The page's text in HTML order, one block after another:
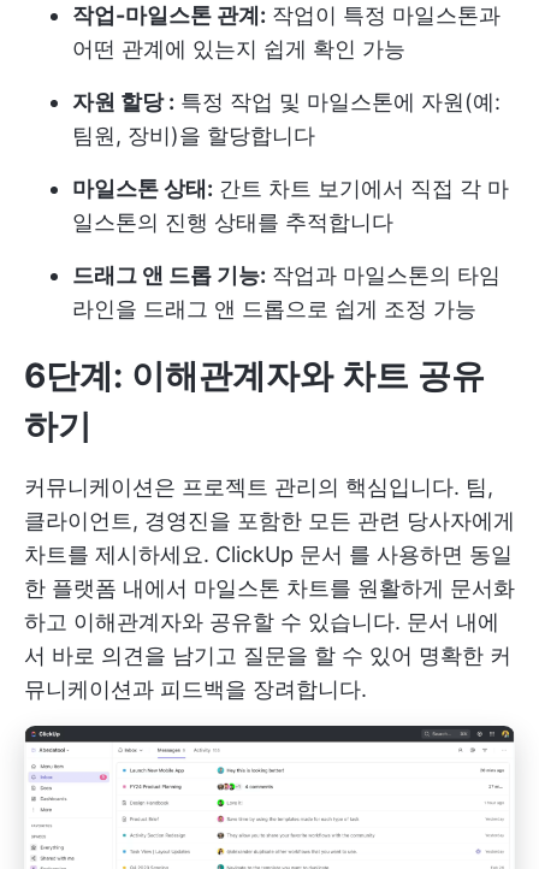
작업-마일스톤 관계: 작업이 특정 마일스톤과
어떤 관계에 있는지 쉽게 확인 가능
자원 할당 : 특정 작업 및 마일스톤에 자원(예:
팀원, 장비)을 할당합니다
마일스톤 상태: 간트 차트 보기에서 직접 각 마
일스톤의 진행 상태를 추적합니다
드래그 앤 드롭 기능: 작업과 마일스톤의 타임
라인을 드래그 앤 드롭으로 쉽게 조정 가능
6단계: 이해관계자와 차트 공유
하기
커뮤니케이션은 프로젝트 관리의 핵심입니다. 팀,
클라이언트, 경영진을 포함한 모든 관련 당사자에게
차트를 제시하세요. ClickUp 문서 를 사용하면 동일
한 플랫폼 내에서 마일스톤 차트를 원활하게 문서화
하고 이해관계자와 공유할 수 있습니다. 문서 내에
서 바로 의견을 남기고 질문을 할 수 있어 명확한 커
뮤니케이션과 피드백을 장려합니다.